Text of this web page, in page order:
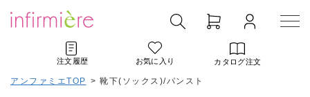
注文履歴 お気に入り カタログ注文
アンファミエTOP > 靴下(ソックス)/パンスト